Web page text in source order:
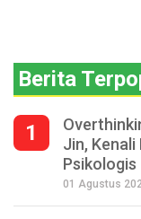
Berita
1
Jin, Kenali
Psikologis
01 Agustus